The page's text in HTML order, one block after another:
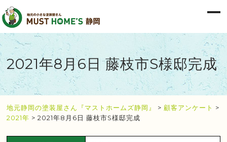
2021年8月6日 藤枝市S様邸完成
地元静岡の塗装屋さん『マストホームズ静岡』 >顧客アンケート >
2021年 >2021年8月6日 藤枝市S様邸完成